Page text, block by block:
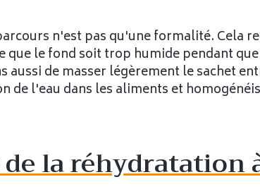
n'est pas qu'une formalité. Cela
que le fond soit trop humide pendant
de masser légèrement le sachet
de l'eau dans les aliments et
de la réhydratation